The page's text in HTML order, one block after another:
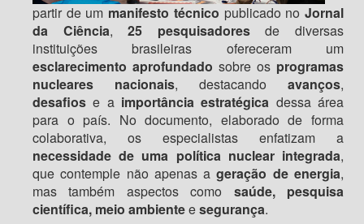
partir de um manifesto técnico publicado noJornal
da Ciência,25 pesquisadoresde diversas
instituições brasileiras ofereceram um
esclarecimento aprofundado sobre os programas
nucleares nacionais, destacando avanços,
desafios e a importância estratégica dessa área
para o país. No documento, elaborado de forma
colaborativa, os especialistas enfatizam a
necessidade de uma política nuclear integrada,
que contemple não apenas ageração de energia,
mas também aspectos como saúde, pesquisa
científica, meio ambienteesegurança.